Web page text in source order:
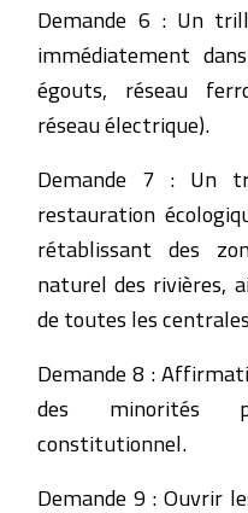
Demande 6 : Un
immédiatement
égouts, réseau
réseau électrique).
Demande 7 : Un
restauration
rétablissant des
naturel des rivières,
de toutes les
Demande 8 :
des minorités
constitutionnel.
Demande 9 : Ouvrir